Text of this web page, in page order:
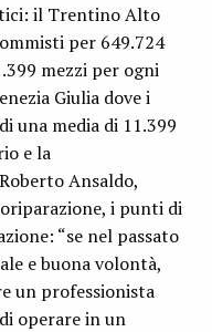
il Trentino Alto
per 649.724
mezzi per ogni
Giulia dove i
una media di 11.399
e la
Ansaldo,
i punti di
“se nel passato
e buona volontà,
un professionista
operare in un